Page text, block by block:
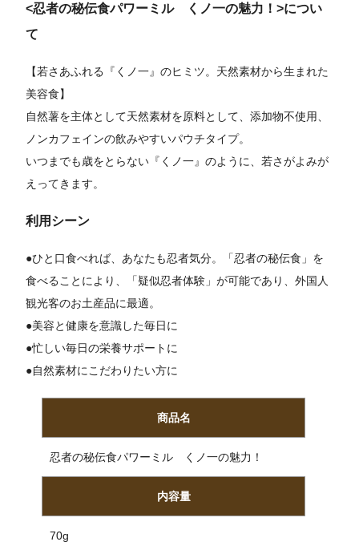
<忍者の秘伝食パワーミル くノ一の魅力！>につい
て
【若さあふれる『くノ一』のヒミツ。天然素材から生まれた
美容食】
自然薯を主体として天然素材を原料として、添加物不使用、
ノンカフェインの飲みやすいパウチタイプ。
いつまでも歳をとらない『くノ一』のように、若さがよみが
えってきます。
利用シーン
●ひと口食べれば、あなたも忍者気分。「忍者の秘伝食」を
食べることにより、「疑似忍者体験」が可能であり、外国人
観光客のお土産品に最適。
●美容と健康を意識した毎日に
●忙しい毎日の栄養サポートに
●自然素材にこだわりたい方に
商品名
忍者の秘伝食パワーミル くノ一の魅力！
内容量
70g